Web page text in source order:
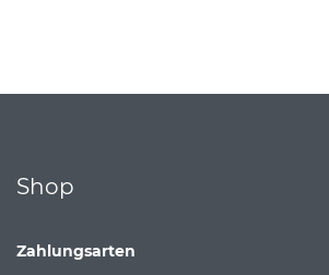
Shop
Zahlungsarten